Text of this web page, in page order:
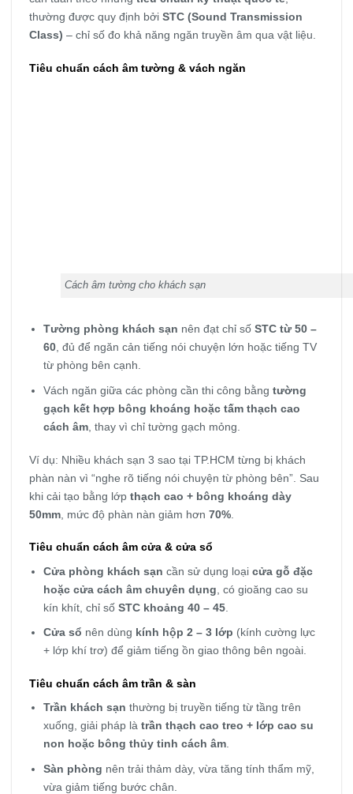
thường được quy định bởi STC (Sound Transmission
Class) – chỉ số đo khả năng ngăn truyền âm qua vật liệu.
Tiêu chuẩn cách âm tường & vách ngăn
Cách âm tường cho khách sạn
Tường phòng khách sạn nên đạt chỉ sốSTC từ 50 –
60, đủ để ngăn cản tiếng nói chuyện lớn hoặc tiếng TV
từ phòng bên cạnh.
Vách ngăn giữa các phòng cần thi công bằngtường
gạch kết hợp bông khoáng hoặc tấm thạch cao
cách âm , thay vì chỉ tường gạch mỏng.
Ví dụ: Nhiều khách sạn 3 sao tại TP.HCM từng bị khách
phàn nàn vì “nghe rõ tiếng nói chuyện từ phòng bên”. Sau
khi cải tạo bằng lớp thạch cao + bông khoáng dày
50mm, mức độ phàn nàn giảm hơn 70%.
Tiêu chuẩn cách âm cửa & cửa sổ
Cửa phòng khách sạn cần sử dụng loạicửa gỗ đặc
hoặc cửa cách âm chuyên dụng , có gioăng cao su
kín khít, chỉ sốSTC khoảng 40 – 45
Cửa sổ nên dùng kính hộp 2 – 3 lớp (kính cường lực
+ lớp khí trơ) để giảm tiếng ồn giao thông bên ngoài.
Tiêu chuẩn cách âm trần & sàn
Trần khách sạn thường bị truyền tiếng từ tầng trên
xuống, giải pháp làtrần thạch cao treo + lớp cao su
non hoặc bông thủy tinh cách âm
Sàn phòng nên trải thảm dày, vừa tăng tính thẩm mỹ,
vừa giảm tiếng bước chân.